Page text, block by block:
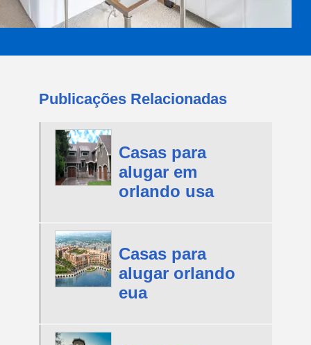
Publicações Relacionadas
Casas para
alugar em
orlando usa
Casas para
alugar orlando
eua